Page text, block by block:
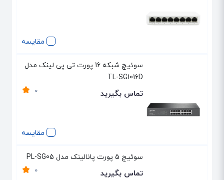
مقایسه
مقایسه
سوئیچ شبکه 16 پورت تی پی لینک مدل
TL-SG1016D
0 تماس بگیرید
سوئیچ 5 پورت پانالینک مدل PL-SG05
0 تماس بگیرید